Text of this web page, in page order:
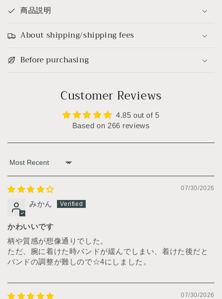
商品説明
About shipping/shipping fees
Before purchasing
Customer Reviews
4.85 out of 5
Based on 266 reviews
Sort by
07/30/2026
みかん
かわいいです
柄や質感が想像通りでした。
ただ、腕に着けた時バンドが緩んでしまい、着けた後だと
バンドの調整が難しので☆4にしました。
07/30/2026